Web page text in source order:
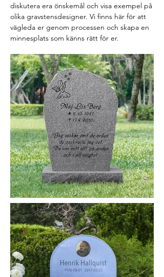
diskutera era önskemål och visa exempel på
olika gravstensdesigner. Vi finns här för att
vägleda er genom processen och skapa en
minnesplats som känns rätt för er.